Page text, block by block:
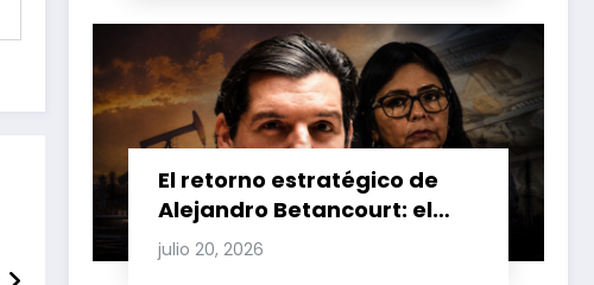
El retorno estratégico de
Alejandro Betancourt: el
bolichico que desafía la
justicia y renueva su poder
julio 20, 2026